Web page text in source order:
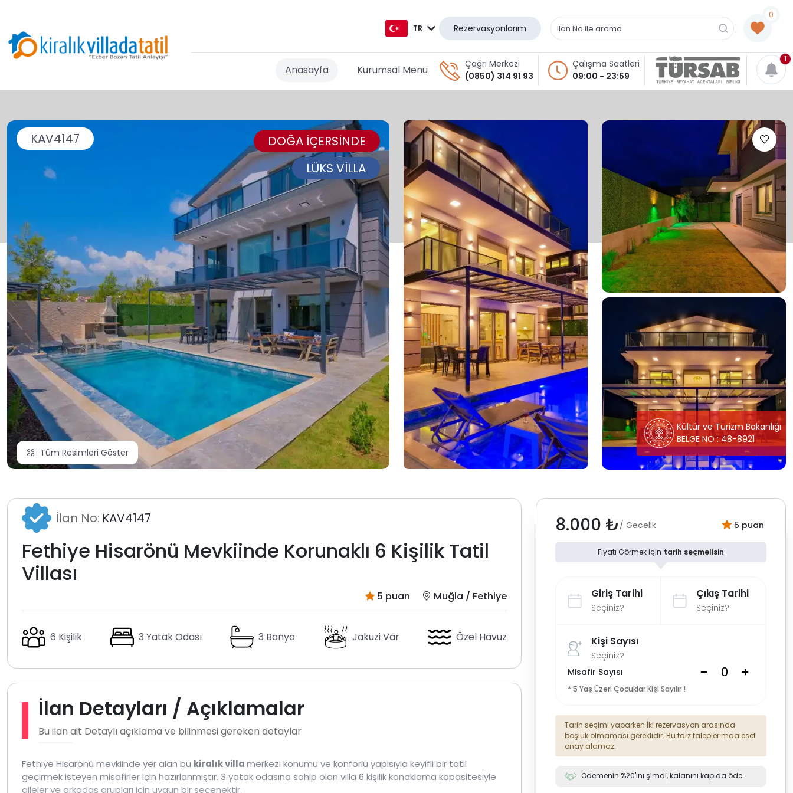
TR
DE
RU
GR
Rezervasyonlarım
0
Anasayfa Kurumsal Menu
Çağrı Merkezi
(0850) 314 91 93
Çalışma Saatleri
09:00 - 23:59
1
KAV4147
DOĞA İÇERSİNDE
LÜKS VİLLA
Tüm Resimleri Göster
Kültür ve Turizm Bakanlığı
BELGE NO : 48-8921
İlan No: KAV4147
Fethiye Hisarönü Mevkiinde Korunaklı 6 Kişilik Tatil
Villası
5 puan Muğla / Fethiye
6 Kişilik 3 Yatak Odası 3 Banyo Jakuzi Var Özel Havuz
İlan Detayları / Açıklamalar
Bu ilan ait Detaylı açıklama ve bilinmesi gereken detaylar
Fethiye Hisarönü mevkiinde yer alan bu kiralık villamerkezi konumu ve konforlu yapısıyla keyifli bir tatil
geçirmek isteyen misafirler için hazırlanmıştır. 3 yatak odasına sahip olan villa 6 kişilik konaklama kapasitesiyle
aileler ve arkadaş grupları için uygun bir seçenektir.
8.000 ₺ / Gecelik 5 puan
Fiyatı Görmek için tarih seçmelisin
Giriş Tarihi
Seçiniz?
Çıkış Tarihi
Seçiniz?
Kişi Sayısı
Seçiniz?
Misafir Sayısı
* 5 Yaş Üzeri Çocuklar Kişi Sayılır !
Tarih seçimi yaparken İki rezervasyon arasında
boşluk olmaması gereklidir. Bu tarz talepler maalesef
onay alamaz.
Ödemenin %20'ını şimdi, kalanını kapıda öde